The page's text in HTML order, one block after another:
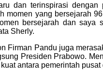
dan terinspirasi
momen yang bersejarah
bersejarah dan saya
Sherly.
Firman Pandu juga
Presiden Prabowo.
antara pemerintah pusat